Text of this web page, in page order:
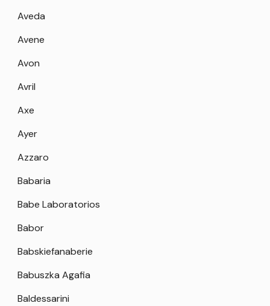
Aveda
Avene
Avon
Avril
Axe
Ayer
Azzaro
Babaria
Babe Laboratorios
Babor
Babskiefanaberie
Babuszka Agafia
Baldessarini